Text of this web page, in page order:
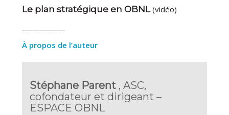
Le plan stratégique en OBNL(vidéo)
À propos de l’auteur
Stéphane Parent , ASC,
cofondateur et dirigeant –
ESPACE OBNL